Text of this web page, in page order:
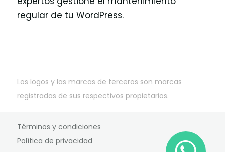
regular de tu WordPress.
Los logos y las marcas de terceros son marcas
registradas de sus respectivos propietarios.
Términos y condiciones
Política de privacidad